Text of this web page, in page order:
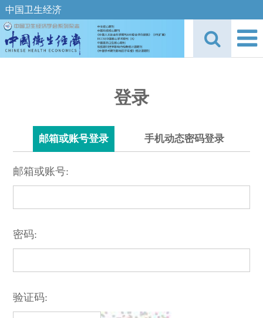
中国卫生经济
登录
邮箱或账号登录 手机动态密码登录
邮箱或账号:
密码:
验证码: